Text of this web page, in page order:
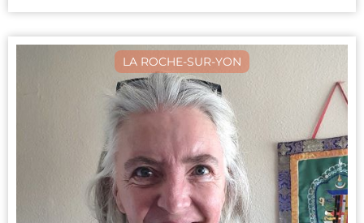
LA ROCHE-SUR-YON